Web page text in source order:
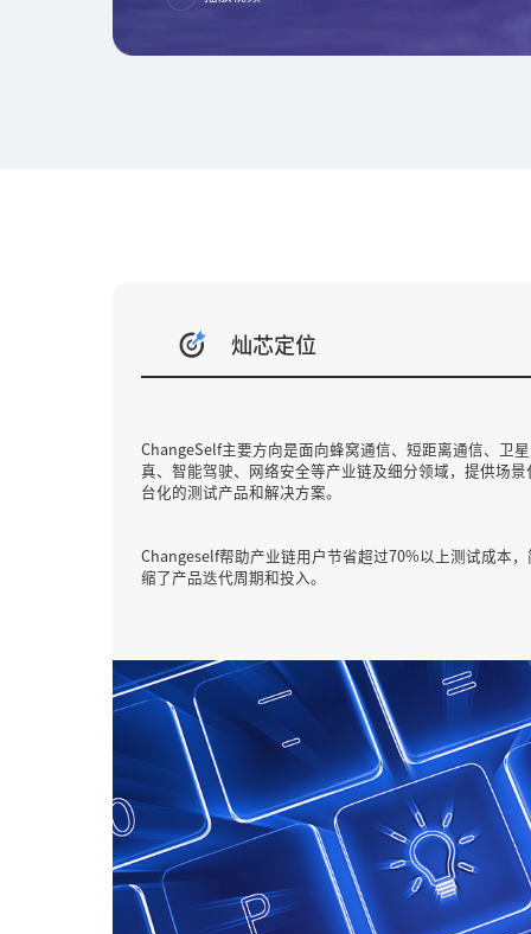
灿芯定位
ChangeSelf主要方向是面向蜂窝通信、短距离通信、卫
真、智能驾驶、网络安全等产业链及细分领域，提供场
台化的测试产品和解决方案。
Changeself帮助产业链用户节省超过70%以上测试成本
缩了产品迭代周期和投入。